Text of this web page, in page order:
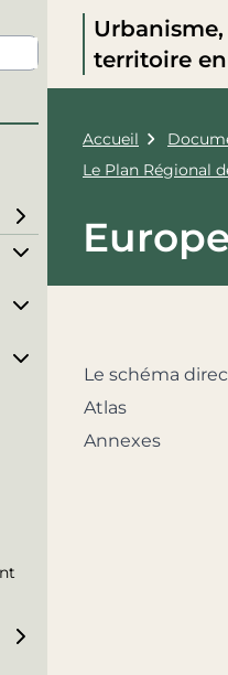
territoire
Accueil
Le Plan Régional
Le schéma
Atlas
Annexes